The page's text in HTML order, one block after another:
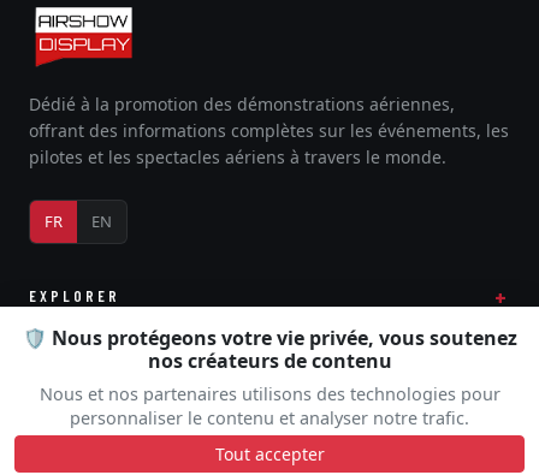
🛡️ Nous protégeons votre vie privée, vous soutenez
nos créateurs de contenu
Nous et nos partenaires utilisons des technologies pour
personnaliser le contenu et analyser notre trafic.
Tout accepter
Dédié à la promotion des démonstrations aériennes,
offrant des informations complètes sur les événements, les
pilotes et les spectacles aériens à travers le monde.
FR EN
EXPLORER
COMMUNAUTÉ